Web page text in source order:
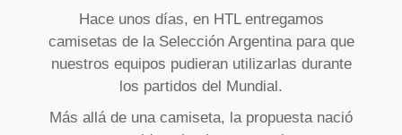
Hace unos días, en HTL entregamos
camisetas de la Selección Argentina para que
nuestros equipos pudieran utilizarlas durante
los partidos del Mundial.
Más allá de una camiseta, la propuesta nació